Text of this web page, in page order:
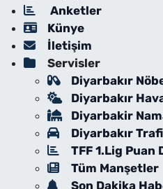
Anketler
Künye
İletişim
Servisler
Diyarbakır
Diyarbakır
Diyarbakir
Diyarbakır
TFF 1.Lig
Tüm Manşetler
Son Dakika